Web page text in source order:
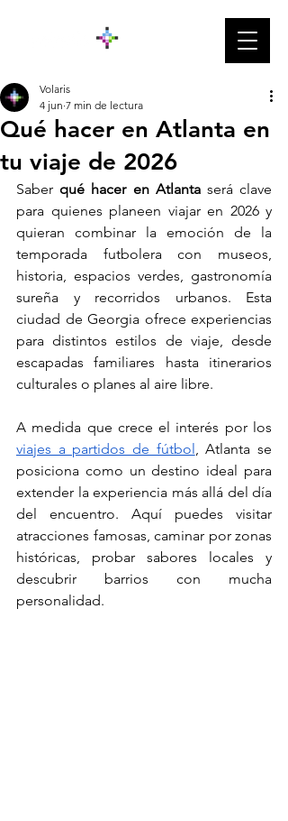
Qué hacer en Atlanta en
tu viaje de 2026
Volaris
4 jun 7 min de lectura
Saber qué hacer en Atlanta será clave
para quienes planeen viajar en 2026 y
quieran combinar la emoción de la
temporada futbolera con museos,
historia, espacios verdes, gastronomía
sureña y recorridos urbanos. Esta
ciudad de Georgia ofrece experiencias
para distintos estilos de viaje, desde
escapadas familiares hasta itinerarios
culturales o planes al aire libre.
viajes a partidos de fútbol, Atlanta se
posiciona como un destino ideal para
extender la experiencia más allá del día
del encuentro. Aquí puedes visitar
atracciones famosas, caminar por zonas
históricas, probar sabores locales y
descubrir barrios con mucha
personalidad.